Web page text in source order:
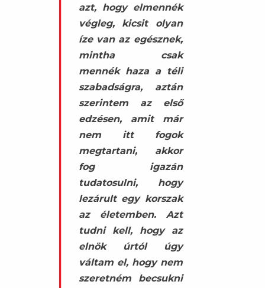
azt, hogy elmennék
végleg, kicsit olyan
íze van az egésznek,
mintha csak
mennék haza a téli
szabadságra, aztán
szerintem az első
edzésen, amit már
nem itt fogok
megtartani, akkor
fog igazán
tudatosulni, hogy
lezárult egy korszak
az életemben. Azt
tudni kell, hogy az
elnök úrtól úgy
váltam el, hogy nem
szeretném becsukni